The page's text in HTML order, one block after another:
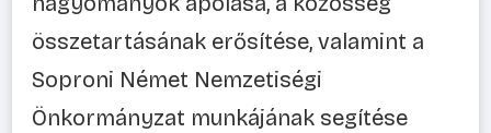
összetartásának erősítése, valamint a
Soproni Német Nemzetiségi
Önkormányzat munkájának segítése